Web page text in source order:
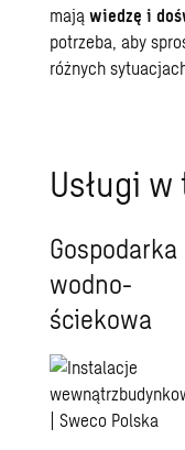
mająwiedzę i
potrzeba, aby
różnych
Usługi
Gospodarka
wodno-
ściekowa